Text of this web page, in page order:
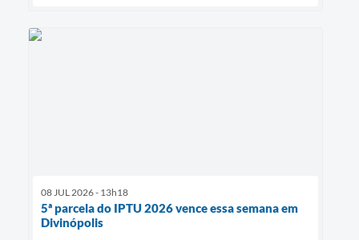
08 JUL 2026 - 13h18
5ª parcela do IPTU 2026 vence essa semana em
Divinópolis